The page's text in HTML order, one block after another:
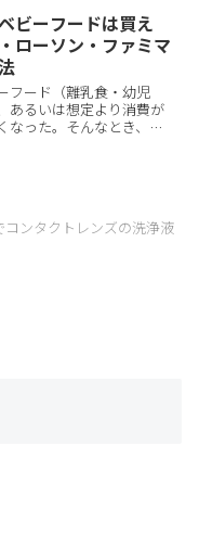
で咳止め飴を探す方も多
しょうか。...
ビーフードは買え
ローソン・ファミマ
フード（離乳食・幼児
あるいは想定より消費が
なった。そんなとき、ま
コンタクトレンズの洗浄液